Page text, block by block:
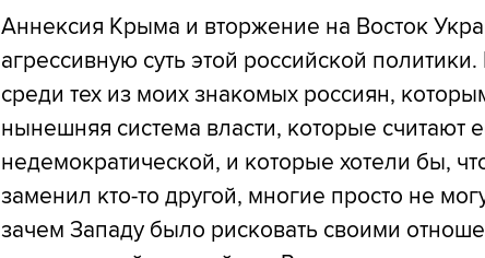
Аннексия Крыма и вторжение на Восток
агрессивную суть этой российской
среди тех из моих знакомых россиян,
нынешняя система власти, которые считают
недемократической, и которые хотели бы,
заменил кто-то другой, многие просто не
зачем Западу было рисковать своими